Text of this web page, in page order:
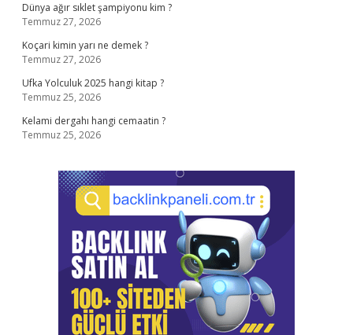
Dünya ağır sıklet şampiyonu kim ?
Temmuz 27, 2026
Koçari kimin yarı ne demek ?
Temmuz 27, 2026
Ufka Yolculuk 2025 hangi kitap ?
Temmuz 25, 2026
Kelami dergahı hangi cemaatin ?
Temmuz 25, 2026